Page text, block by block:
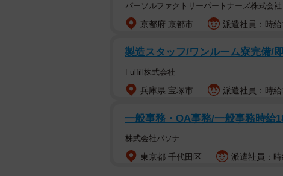
パーソルファクトリーパートナーズ株式会社
京都府 京都市 派遣社員：時
製造スタッフ/ワンルーム寮完備/
Fulfill株式会社
兵庫県 宝塚市 派遣社員：時
一般事務・OA事務/一般事務時給
株式会社パソナ
東京都 千代田区 派遣社員：